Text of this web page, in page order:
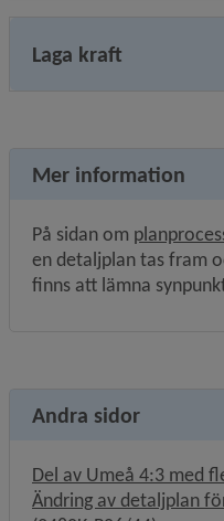
Laga kraft
Mer information
På sidan om
en detaljplan tas fram
finns att lämna
Andra sidor
Del av Umeå 4:3 med
Ändring av detaljplan